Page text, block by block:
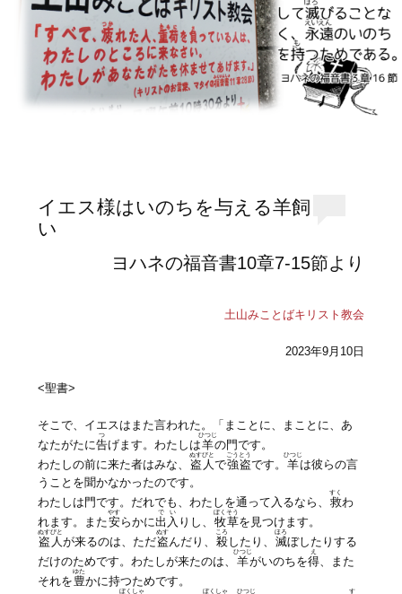
イエス様はいのちを与える羊飼
い
ヨハネの福音書10章7-15節より
土山みことばキリスト教会
2023年9月10日
<聖書>
そこで、イエスはまた言われた。「まことに、まことに、あ
なたがたに告
つ
げます。わたしは羊
ひつじ
の門です。
わたしの前に来た者はみな、 盗人
ぬすびと
で強盗
ごうとう
です。 羊
ひつじ
は彼らの言
うことを聞かなかったのです。
わたしは門です。だれでも、わたしを通って入るなら、 救
すく
わ
れます。また安
やす
らかに出入
でい
りし、 牧草
ぼくそう
を見つけます。
盗人
ぬすびと
が来るのは、ただ盗
ぬす
んだり、 殺
ころ
したり、 滅
ほろ
ぼしたりする
だけのためです。わたしが来たのは、 羊
ひつじ
がいのちを得
え
、また
それを 豊
ゆた
かに持つためです。
ぼくしゃ ぼくしゃ ひつじ す